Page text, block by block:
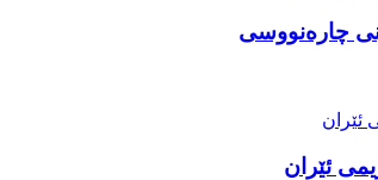
چارەنووسی
ئێران